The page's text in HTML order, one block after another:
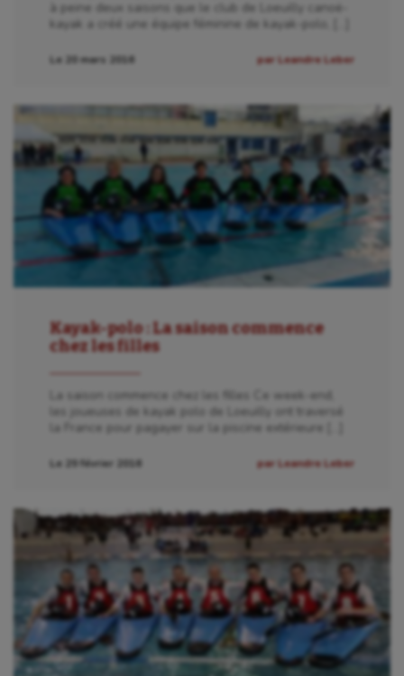
à peine deux saisons que le club de Loeuilly canoë-
kayak a créé une équipe féminine de kayak-polo, […]
Le 20 mars 2016 par Leandre Leber
Kayak-polo : La saison commence
chez les filles
La saison commence chez les filles Ce week-end,
les joueuses de kayak polo de Loeuilly ont traversé
la France pour pagayer sur la piscine extérieure […]
Le 29 février 2016 par Leandre Leber